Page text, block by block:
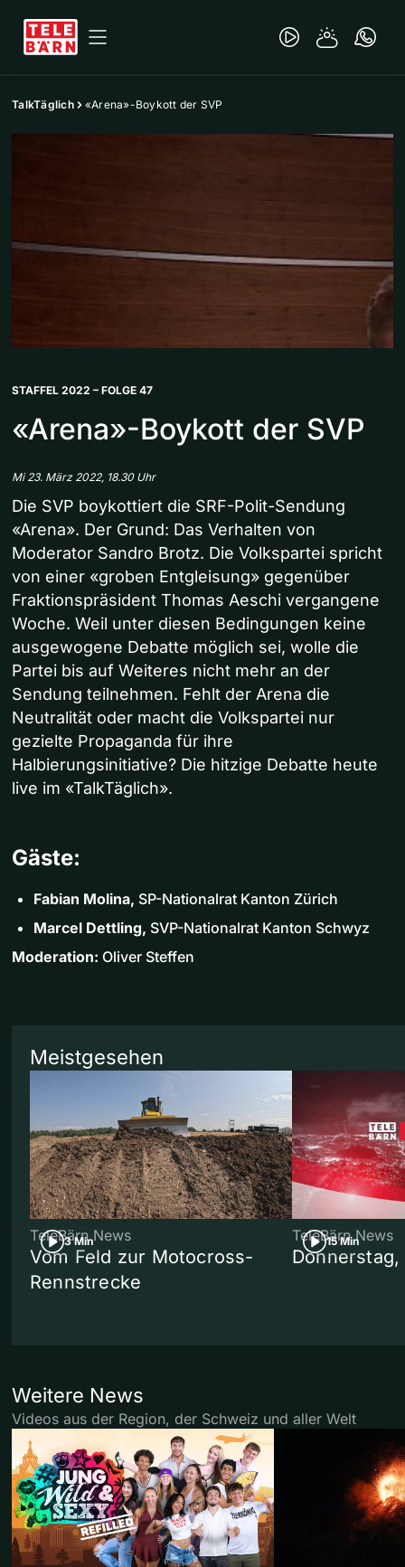
TalkTäglich «Arena»-Boykott der SVP
STAFFEL 2022 – FOLGE 47
«Arena»-Boykott der SVP
Mi 23. März 2022, 18.30 Uhr
Die SVP boykottiert die SRF-Polit-Sendung
«Arena». Der Grund: Das Verhalten von
Moderator Sandro Brotz. Die Volkspartei spricht
von einer «groben Entgleisung» gegenüber
Fraktionspräsident Thomas Aeschi vergangene
Woche. Weil unter diesen Bedingungen keine
ausgewogene Debatte möglich sei, wolle die
Partei bis auf Weiteres nicht mehr an der
Sendung teilnehmen. Fehlt der Arena die
Neutralität oder macht die Volkspartei nur
gezielte Propaganda für ihre
Halbierungsinitiative? Die hitzige Debatte heute
live im «TalkTäglich».
Gäste:
Fabian Molina, SP-Nationalrat Kanton Zürich
Marcel Dettling, SVP-Nationalrat Kanton Schwyz
Moderation: Oliver Steffen
Meistgesehen
3 Min
TeleBärn News
Vom Feld zur Motocross-
Rennstrecke
15 Min
TeleBärn News
Weitere News
Videos aus der Region, der Schweiz und aller Welt